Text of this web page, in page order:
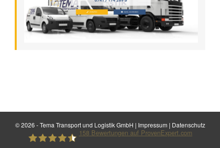
©2026 - Tema Transport und Logistik GmbH | Impressum | Datenschutz
158Bewertungen auf ProvenExpert.com